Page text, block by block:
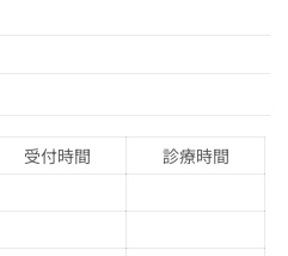
受付時間 診療時間